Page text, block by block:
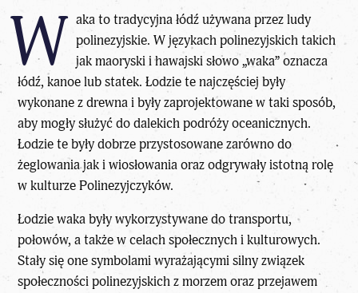
W aka to tradycyjna łódź używana przez ludy
polinezyjskie. W językach polinezyjskich takich
jak maoryski i hawajski słowo „waka” oznacza
łódź, kanoe lub statek. Łodzie te najczęściej były
wykonane z drewna i były zaprojektowane w taki sposób,
aby mogły służyć do dalekich podróży oceanicznych.
Łodzie te były dobrze przystosowane zarówno do
żeglowania jak i wiosłowania oraz odgrywały istotną rolę
w kulturze Polinezyjczyków.
Łodzie waka były wykorzystywane do transportu,
połowów, a także w celach społecznych i kulturowych.
Stały się one symbolami wyrażającymi silny związek
społecznościpolinezyjskich z morzem oraz przejawem